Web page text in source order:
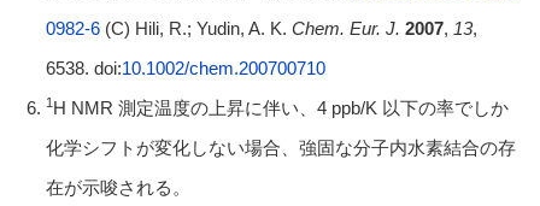
0982-6(C) Hili, R.; Yudin, A. K. Chem. Eur. J. 2007, 13,
6538. doi:10.1002/chem.200700710
1 H NMR 測定温度の上昇に伴い、4 ppb/K 以下の率でしか
化学シフトが変化しない場合、強固な分子内水素結合の存
在が示唆される。